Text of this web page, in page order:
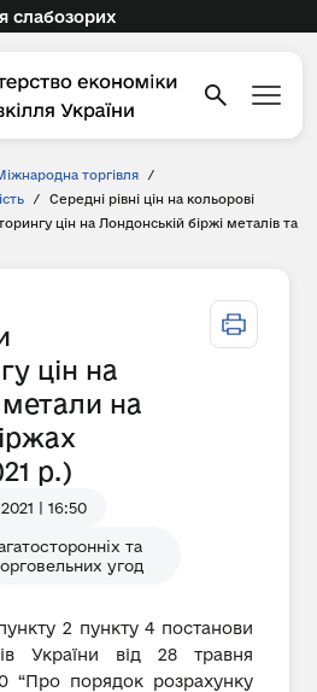
слабозорих
торгівля
/
/
Середні рівні цін на кольорові
цін на Лондонській біржі металів та
цін на
на
р.)
| 16:50
та
угод
2 пункту 4 постанови
України від 28 травня
порядок розрахунку